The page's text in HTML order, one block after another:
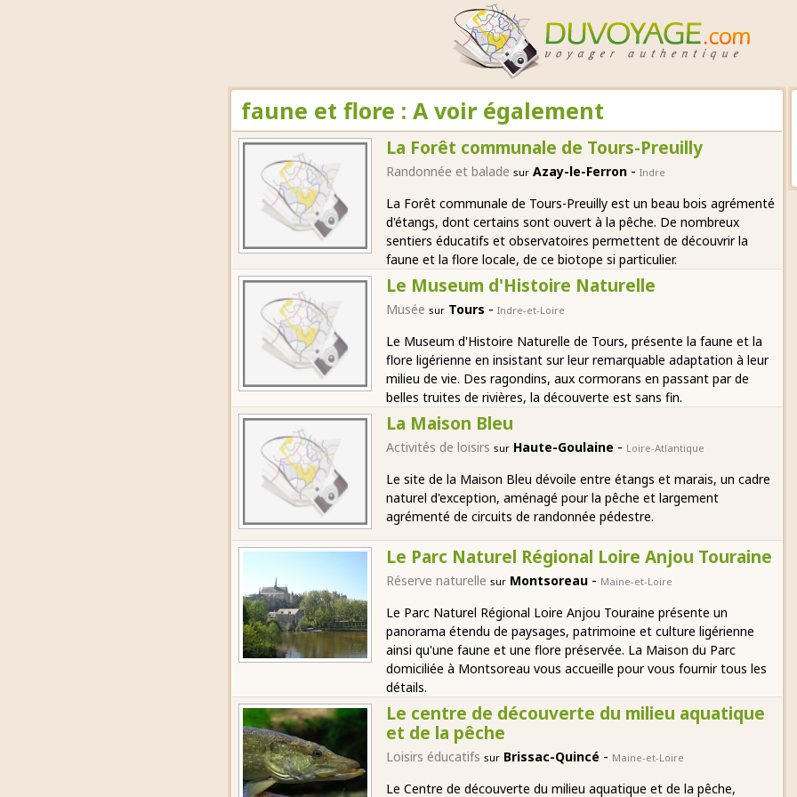
faune et flore : A voir également
La Forêt communale de Tours-Preuilly
Randonnée et balade sur Azay-le-Ferron - Indre
La Forêt communale de Tours-Preuilly est un beau bois agrémenté
d'étangs, dont certains sont ouvert à la pêche. De nombreux
sentiers éducatifs et observatoires permettent de découvrir la
faune et la flore locale, de ce biotope si particulier.
Le Museum d'Histoire Naturelle
Musée sur Tours - Indre-et-Loire
Le Museum d'Histoire Naturelle de Tours, présente la faune et la
flore ligérienne en insistant sur leur remarquable adaptation à leur
milieu de vie. Des ragondins, aux cormorans en passant par de
belles truites de rivières, la découverte est sans fin.
La Maison Bleu
Activités de loisirs sur Haute-Goulaine - Loire-Atlantique
Le site de la Maison Bleu dévoile entre étangs et marais, un cadre
naturel d'exception, aménagé pour la pêche et largement
agrémenté de circuits de randonnée pédestre.
Le Parc Naturel Régional Loire Anjou Touraine
Réserve naturelle sur Montsoreau - Maine-et-Loire
Le Parc Naturel Régional Loire Anjou Touraine présente un
panorama étendu de paysages, patrimoine et culture ligérienne
ainsi qu'une faune et une flore préservée. La Maison du Parc
domiciliée à Montsoreau vous accueille pour vous fournir tous les
détails.
Le centre de découverte du milieu aquatique
et de la pêche
Loisirs éducatifs sur Brissac-Quincé - Maine-et-Loire
Le Centre de découverte du milieu aquatique et de la pêche,